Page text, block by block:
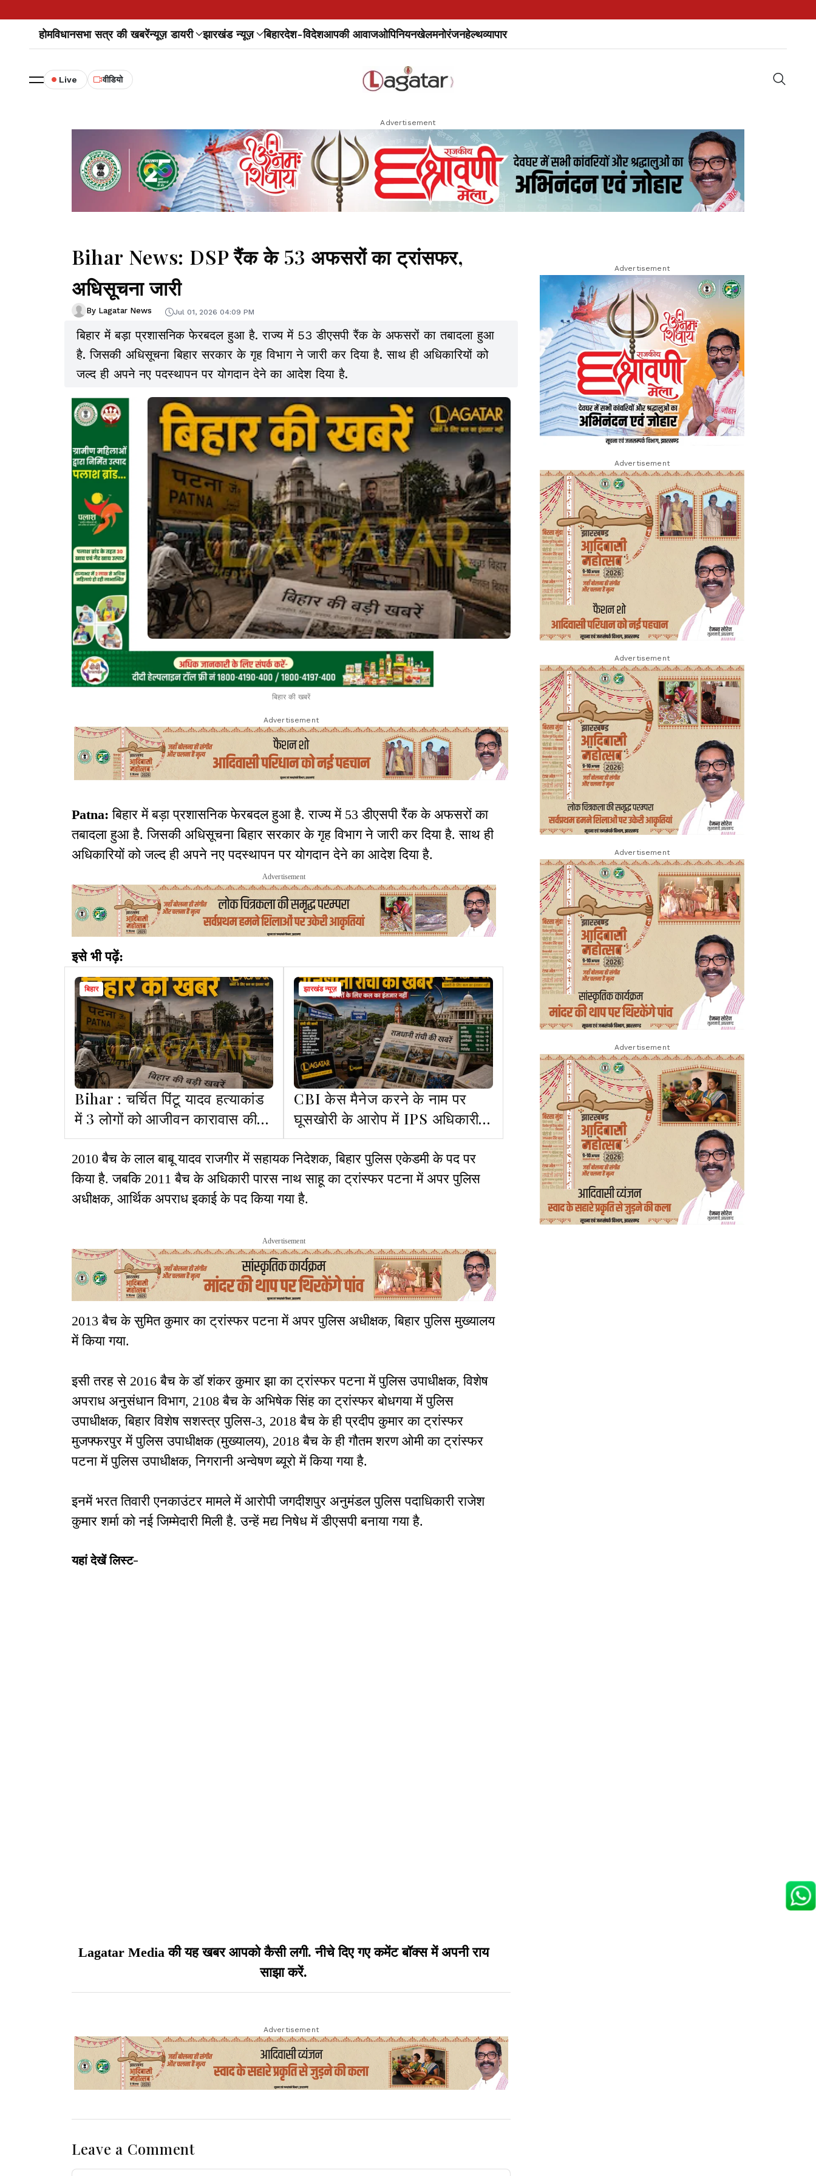
होमविधानसभा सत्र की खबरेंन्यूज़ डायरी झारखंड न्यूज़ बिहारदेश-विदेशआपकी आवाजओपिनियनखेलमनोरंजनहेल्थव्यापार
Live वीडियो
Advertisement
Bihar News: DSP रैंक के 53 अफसरों का ट्रांसफर,
अधिसूचना जारी
By Lagatar News Jul 01, 2026 04:09 PM
बिहार में बड़ा प्रशासनिक फेरबदल हुआ है. राज्य में 53 डीएसपी रैंक के अफसरों का तबादला हुआ
है. जिसकी अधिसूचना बिहार सरकार के गृह विभाग ने जारी कर दिया है. साथ ही अधिकारियों को
जल्द ही अपने नए पदस्थापन पर योगदान देने का आदेश दिया है.
बिहार की खबरें
Advertisement
Patna: बिहार में बड़ा प्रशासनिक फेरबदल हुआ है. राज्य में 53 डीएसपी रैंक के अफसरों का
तबादला हुआ है. जिसकी अधिसूचना बिहार सरकार के गृह विभाग ने जारी कर दिया है. साथ ही
अधिकारियों को जल्द ही अपने नए पदस्थापन पर योगदान देने का आदेश दिया है.
Advertisement
इसे भी पढ़ें:
बिहार
Bihar : चर्चित पिंटू यादव हत्याकांड
में 3 लोगों को आजीवन कारावास की
सजा
झारखंड न्यूज़
CBI केस मैनेज करने के नाम पर
घूसखोरी के आरोप में IPS अधिकारी
अरेस्ट
2010 बैच के लाल बाबू यादव राजगीर में सहायक निदेशक, बिहार पुलिस एकेडमी के पद पर
किया है. जबकि 2011 बैच के अधिकारी पारस नाथ साहू का ट्रांस्फर पटना में अपर पुलिस
अधीक्षक, आर्थिक अपराध इकाई के पद किया गया है.
Advertisement
2013 बैच के सुमित कुमार का ट्रांस्फर पटना में अपर पुलिस अधीक्षक, बिहार पुलिस मुख्यालय
में किया गया.
इसी तरह से 2016 बैच के डॉ शंकर कुमार झा का ट्रांस्फर पटना में पुलिस उपाधीक्षक, विशेष
अपराध अनुसंधान विभाग, 2108 बैच के अभिषेक सिंह का ट्रांस्फर बोधगया में पुलिस
उपाधीक्षक, बिहार विशेष सशस्त्र पुलिस-3, 2018 बैच के ही प्रदीप कुमार का ट्रांस्फर
मुजफ्फरपुर में पुलिस उपाधीक्षक (मुख्यालय), 2018 बैच के ही गौतम शरण ओमी का ट्रांस्फर
पटना में पुलिस उपाधीक्षक, निगरानी अन्वेषण ब्यूरो में किया गया है.
इनमें भरत तिवारी एनकाउंटर मामले में आरोपी जगदीशपुर अनुमंडल पुलिस पदाधिकारी राजेश
कुमार शर्मा को नई जिम्मेदारी मिली है. उन्हें मद्य निषेध में डीएसपी बनाया गया है.
यहां देखें लिस्ट-
Lagatar Media की यह खबर आपको कैसी लगी. नीचे दिए गए कमेंट बॉक्स में अपनी राय
साझा करें.
Advertisement
Leave a Comment
Advertisement
Advertisement
Advertisement
Advertisement
Advertisement